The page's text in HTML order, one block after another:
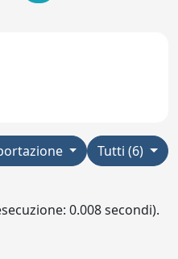
Tutti (6)
0.008 secondi).